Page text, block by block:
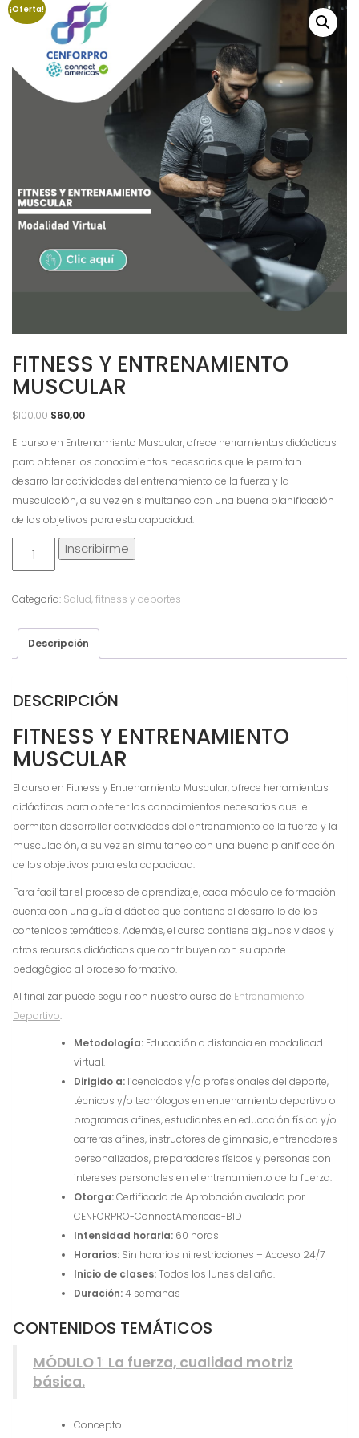
¡Oferta!
FITNESS Y ENTRENAMIENTO
MUSCULAR
$100,00 El
$60,00El
El curso en Entrenamiento Muscular, ofrece herramientas didácticas
para obtener los conocimientos necesarios que le permitan
desarrollar actividades del entrenamiento de la fuerza y la
musculación, a su vez en simultaneo con una buena planificación
de los objetivos para esta capacidad.
Muscular
Inscribirme
Categoría: Salud, fitness y deportes
Descripción
DESCRIPCIÓN
FITNESS Y ENTRENAMIENTO
MUSCULAR
El curso en Fitness y Entrenamiento Muscular, ofrece herramientas
didácticas para obtener los conocimientos necesarios que le
permitan desarrollar actividades del entrenamiento de la fuerza y la
musculación, a su vez en simultaneo con una buena planificación
de los objetivos para esta capacidad.
Para facilitar el proceso de aprendizaje, cada módulo de formación
cuenta con una guía didáctica que contiene el desarrollo de los
contenidos temáticos. Además, el curso contiene algunos videos y
otros recursos didácticos que contribuyen con su aporte
pedagógico al proceso formativo.
Al finalizar puede seguir con nuestro curso de Entrenamiento
Deportivo.
Metodología: Educación a distancia en modalidad
virtual.
Dirigido a: licenciados y/o profesionales del deporte,
técnicos y/o tecnólogos en entrenamiento deportivo o
programas afines, estudiantes en educación física y/o
carreras afines, instructores de gimnasio, entrenadores
personalizados, preparadores físicos y personas con
intereses personales en el entrenamiento de la fuerza.
Otorga:Certificado de Aprobación avalado por
CENFORPRO-ConnectAmericas-BID
Intensidad horaria: 60 horas
Horarios: Sin horarios ni restricciones – Acceso 24/7
Inicio de clases:Todos los lunes del año.
Duración:4 semanas
CONTENIDOS TEMÁTICOS
MÓDULO 1: La fuerza, cualidad motriz
básica.
Concepto